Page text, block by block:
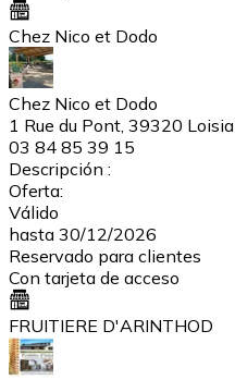
Chez Nico et Dodo
Chez Nico et Dodo
1 Rue du Pont, 39320 Loisia
03 84 85 39 15
Descripción :
Oferta:
Válido
hasta 30/12/2026
Reservado para clientes
Con tarjeta de acceso
FRUITIERE D'ARINTHOD